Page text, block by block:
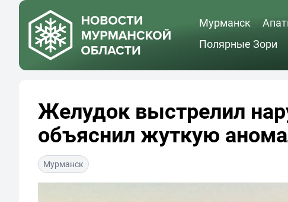
Мурманск
Полярные Зори
Желудок выстрелил
объяснил жуткую
Мурманск